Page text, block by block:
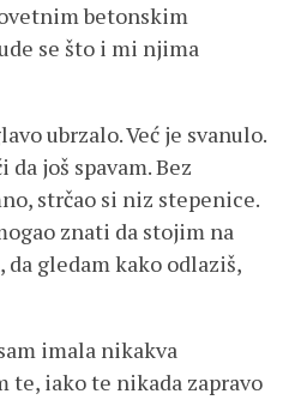
betonskim
se što i mi njima
ubrzalo. Već je svanulo.
još spavam. Bez
strčao si niz stepenice.
znati da stojim na
da gledam kako odlaziš,
imala nikakva
te, iako te nikada zapravo